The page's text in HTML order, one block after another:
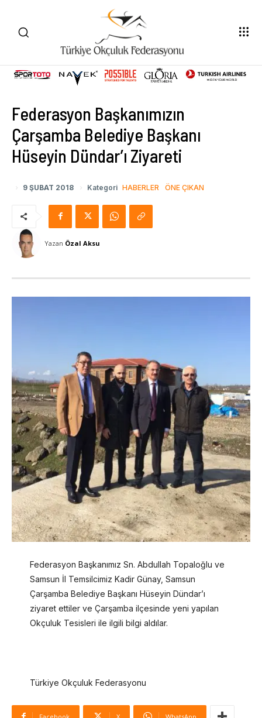
Federasyon Başkanımızın
Çarşamba Belediye Başkanı
Hüseyin Dündar’ı Ziyareti
9 ŞUBAT 2018 Kategori HABERLER ÖNE ÇIKAN
Yazan Özal Aksu
Federasyon Başkanımız Sn. Abdullah Topaloğlu ve
Samsun İl Temsilcimiz Kadir Günay, Samsun
Çarşamba Belediye Başkanı Hüseyin Dündar’ı
ziyaret ettiler ve Çarşamba ilçesinde yeni yapılan
Okçuluk Tesisleri ile ilgili bilgi aldılar.
Türkiye Okçuluk Federasyonu